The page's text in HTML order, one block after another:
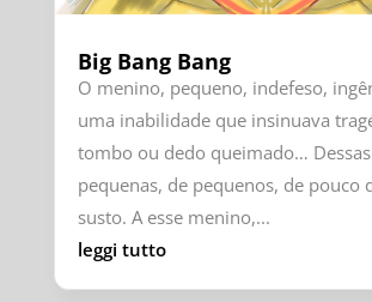
Big Bang Bang
O menino, pequeno, indefeso,
uma inabilidade que insinuava
tombo ou dedo queimado…
pequenas, de pequenos, de pouco
susto. A esse menino,...
leggi tutto